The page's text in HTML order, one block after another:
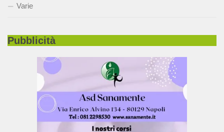
Varie
Pubblicità